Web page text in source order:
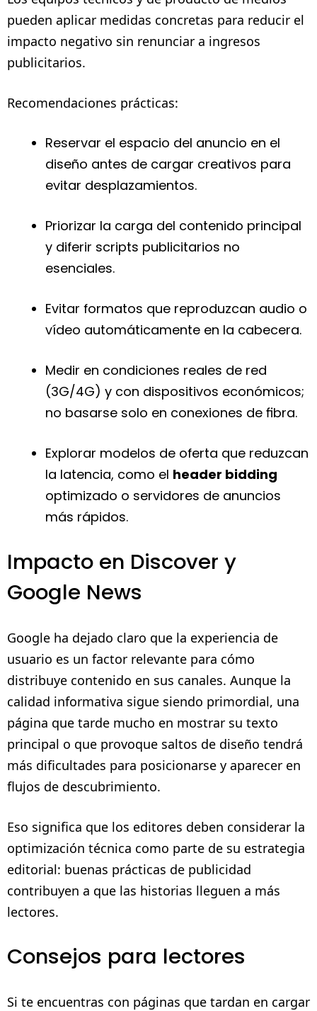
pueden aplicar medidas concretas para reducir el
impacto negativo sin renunciar a ingresos
publicitarios.
Recomendaciones prácticas:
Reservar el espacio del anuncio en el
diseño antes de cargar creativos para
evitar desplazamientos.
Priorizar la carga del contenido principal
y diferir scripts publicitarios no
esenciales.
Evitar formatos que reproduzcan audio o
vídeo automáticamente en la cabecera.
Medir en condiciones reales de red
(3G/4G) y con dispositivos económicos;
no basarse solo en conexiones de fibra.
Explorar modelos de oferta que reduzcan
la latencia, como el header bidding
optimizado o servidores de anuncios
más rápidos.
Impacto en Discover y
Google News
Google ha dejado claro que la experiencia de
usuario es un factor relevante para cómo
distribuye contenido en sus canales. Aunque la
calidad informativa sigue siendo primordial, una
página que tarde mucho en mostrar su texto
principal o que provoque saltos de diseño tendrá
más dificultades para posicionarse y aparecer en
flujos de descubrimiento.
Eso significa que los editores deben considerar la
optimización técnica como parte de su estrategia
editorial: buenas prácticas de publicidad
contribuyen a que las historias lleguen a más
lectores.
Consejos para lectores
Si te encuentras con páginas que tardan en cargar